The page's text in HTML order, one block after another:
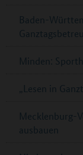
Baden-
Minden:
„Lesen in
Mecklenburg-
ausbauen